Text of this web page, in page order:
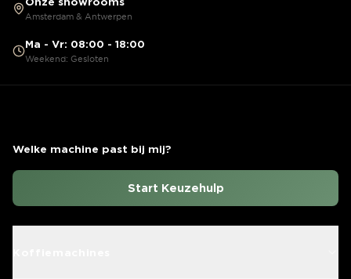
Amsterdam & Antwerpen
Ma - Vr: 08:00 - 18:00
Weekend: Gesloten
Welke machine past bij mij?
Start Keuzehulp